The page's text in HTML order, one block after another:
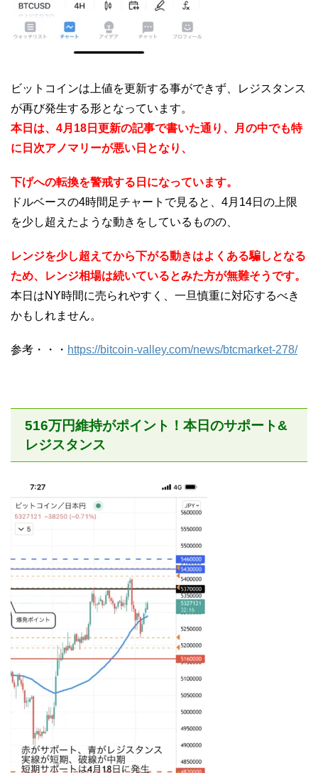
ビットコインは上値を更新する事ができず、レジスタンス
が再び発生する形となっています。
本日は、4月18日更新の記事で書いた通り、月の中でも特
に日次アノマリーが悪い日となり、
下げへの転換を警戒する日になっています。
ドルベースの4時間足チャートで見ると、4月14日の上限
を少し超えたような動きをしているものの、
レンジを少し超えてから下がる動きはよくある騙しとなる
ため、レンジ相場は続いているとみた方が無難そうです。
本日はNY時間に売られやすく、一旦慎重に対応するべき
かもしれません。
参考・・・ https://bitcoin-valley.com/news/btcmarket-278/
516万円維持がポイント！本日のサポート&
レジスタンス